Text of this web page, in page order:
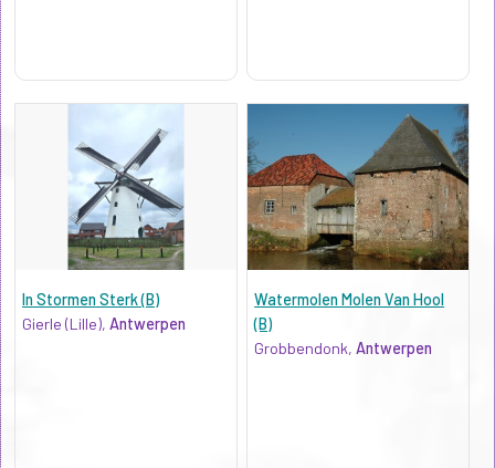
In Stormen Sterk (B)
Gierle (Lille), Antwerpen
Watermolen Molen Van Hool
(B)
Grobbendonk,Antwerpen